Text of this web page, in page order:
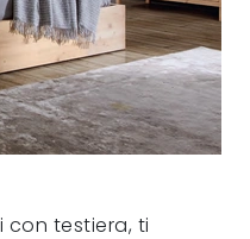
con testiera, ti